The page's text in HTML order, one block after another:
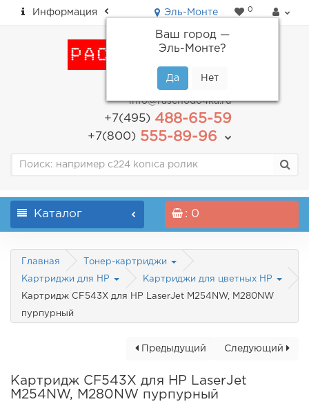
Информация Эль-Монте
Ваш город —
Эль-Монте?
0
пн-пт: с 9.00 до 18.00
info@raschodo4ka.ru
+7(495)488-65-59
+7(800)555-89-96
Каталог : 0
Главная Тонер-картриджи
Картриджи для HP Картриджи для цветных HP
Картридж CF543X для HP LaserJet M254NW, M280NW
пурпурный
Следующий
Предыдущий
Картридж CF543X для HP LaserJet
M254NW, M280NW пурпурный